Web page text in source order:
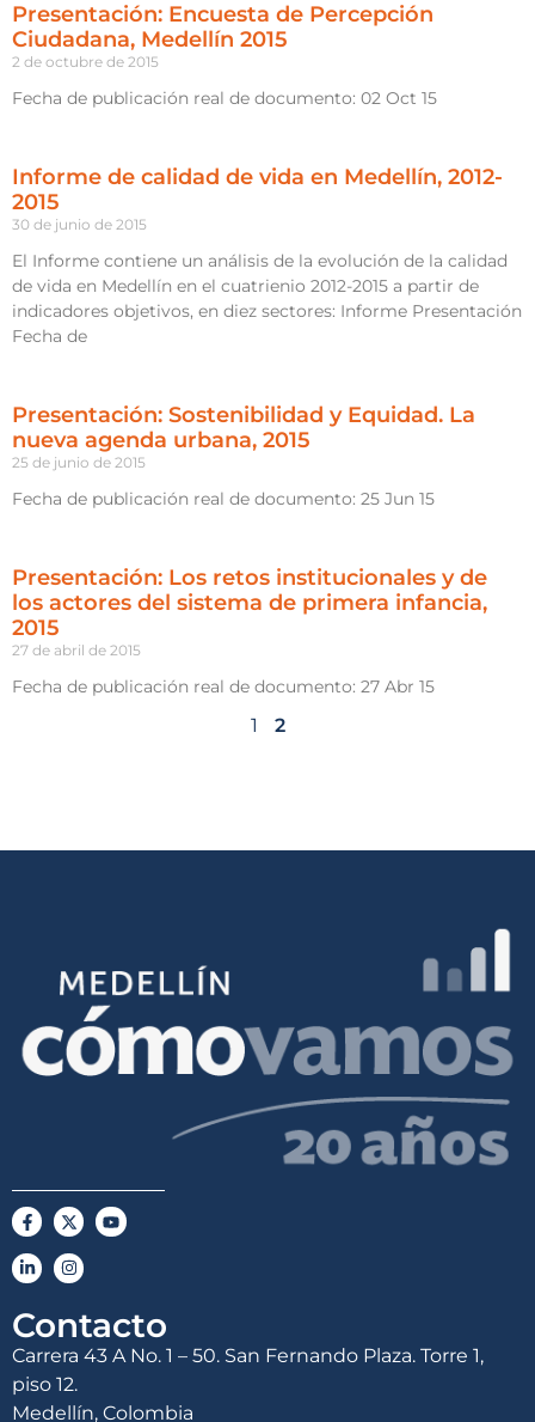
Presentación: Encuesta de Percepción
Ciudadana, Medellín 2015
2 de octubre de 2015
Fecha de publicación real de documento: 02 Oct 15
Informe de calidad de vida en Medellín, 2012-
2015
30 de junio de 2015
El Informe contiene un análisis de la evolución de la calidad
de vida en Medellín en el cuatrienio 2012-2015 a partir de
indicadores objetivos, en diez sectores: Informe Presentación
Fecha de
Presentación: Sostenibilidad y Equidad. La
nueva agenda urbana, 2015
25 de junio de 2015
Fecha de publicación real de documento: 25 Jun 15
Presentación: Los retos institucionales y de
los actores del sistema de primera infancia,
2015
27 de abril de 2015
Fecha de publicación real de documento: 27 Abr 15
1 2
Contacto
Carrera 43 A No. 1 – 50. San Fernando Plaza. Torre 1,
piso 12.
Medellín, Colombia